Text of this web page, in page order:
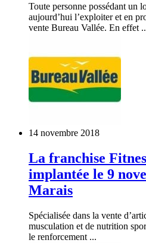
Toute personne possédant un
aujourd’hui l’exploiter et en
vente Bureau Vallée. En effet
14 novembre 2018
La franchise
implantée le 9
Marais
Spécialisée dans la vente
musculation et de nutrition
le renforcement ...